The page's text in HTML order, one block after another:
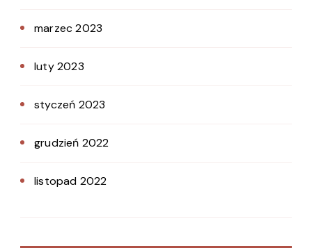
marzec 2023
luty 2023
styczeń 2023
grudzień 2022
listopad 2022